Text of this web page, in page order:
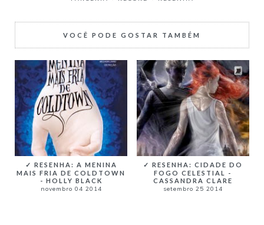
VOCÊ PODE GOSTAR TAMBÉM
✓ RESENHA: A MENINA
MAIS FRIA DE COLDTOWN
- HOLLY BLACK
novembro 04 2014
✓ RESENHA: CIDADE DO
FOGO CELESTIAL -
CASSANDRA CLARE
setembro 25 2014